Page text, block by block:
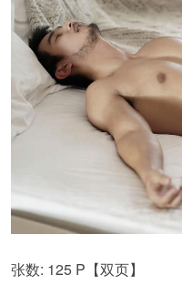
张数: 125 P【双页】